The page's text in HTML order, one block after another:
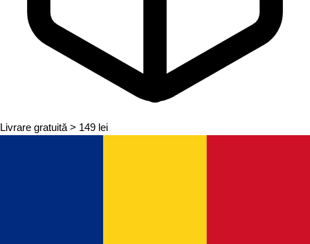
Livrare gratuită > 149 lei